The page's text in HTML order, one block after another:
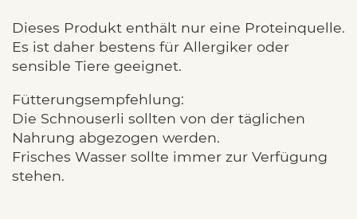
Dieses Produkt enthält nur eine Proteinquelle.
Es ist daher bestens für Allergiker oder
sensible Tiere geeignet.
Fütterungsempfehlung:
Die Schnouserli sollten von der täglichen
Nahrung abgezogen werden.
Frisches Wasser sollte immer zur Verfügung
stehen.